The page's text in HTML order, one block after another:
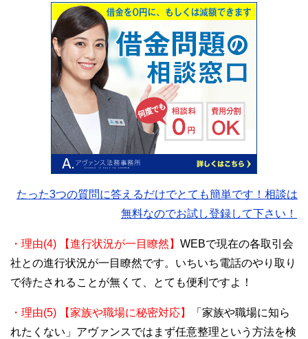
たった3つの質問に答えるだけでとても簡単です！相談は
無料なのでお試し登録して下さい！
・理由(4) 【進行状況が一目瞭然】 WEBで現在の各取引会
社との進行状況が一目瞭然です。いちいち電話のやり取り
で待たされることが無くて、とても便利ですよ！
・理由(5) 【家族や職場に秘密対応】
「家族や職場に知ら
れたくない」アヴァンスではまず任意整理という方法を検